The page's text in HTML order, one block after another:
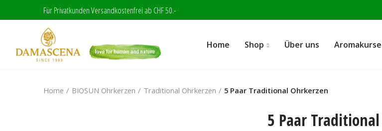
Für Privatkunden Versandkostenfrei ab CHF 50.-
Home Shop Über uns Aromakurse
Home BIOSUN Ohrkerzen Traditional Ohrkerzen 5 Paar Traditional Ohrkerzen
5 Paar